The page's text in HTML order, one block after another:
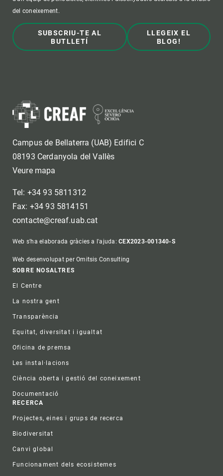
del coneixement.
SUBSCRIU-TE AL
BUTLLETÍ
LLEGEIX EL
BLOG!
Campus de Bellaterra (UAB) Edifici C
08193 Cerdanyola del Vallès
Veure mapa
Tel: +34 93 5811312
Fax: +34 93 5814151
contacte@creaf.uab.cat
Web s'ha elaborada gràcies a l'ajuda:CEX2023-001340-S
Web desenvolupat per Omitsis Consulting
Footer
SOBRE NOSALTRES
El Centre
La nostra gent
Transparència
Equitat, diversitat i igualtat
Oficina de premsa
Les instal·lacions
Ciència oberta i gestió del coneixement
Documentació
RECERCA
Projectes, eines i grups de recerca
Biodiversitat
Canvi global
Funcionament dels ecosistemes